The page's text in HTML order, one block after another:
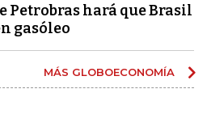
Petrobras hará que Brasil
gasóleo
MÁS GLOBOECONOMÍA